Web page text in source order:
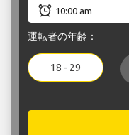
運転者の年齢：
18 - 29